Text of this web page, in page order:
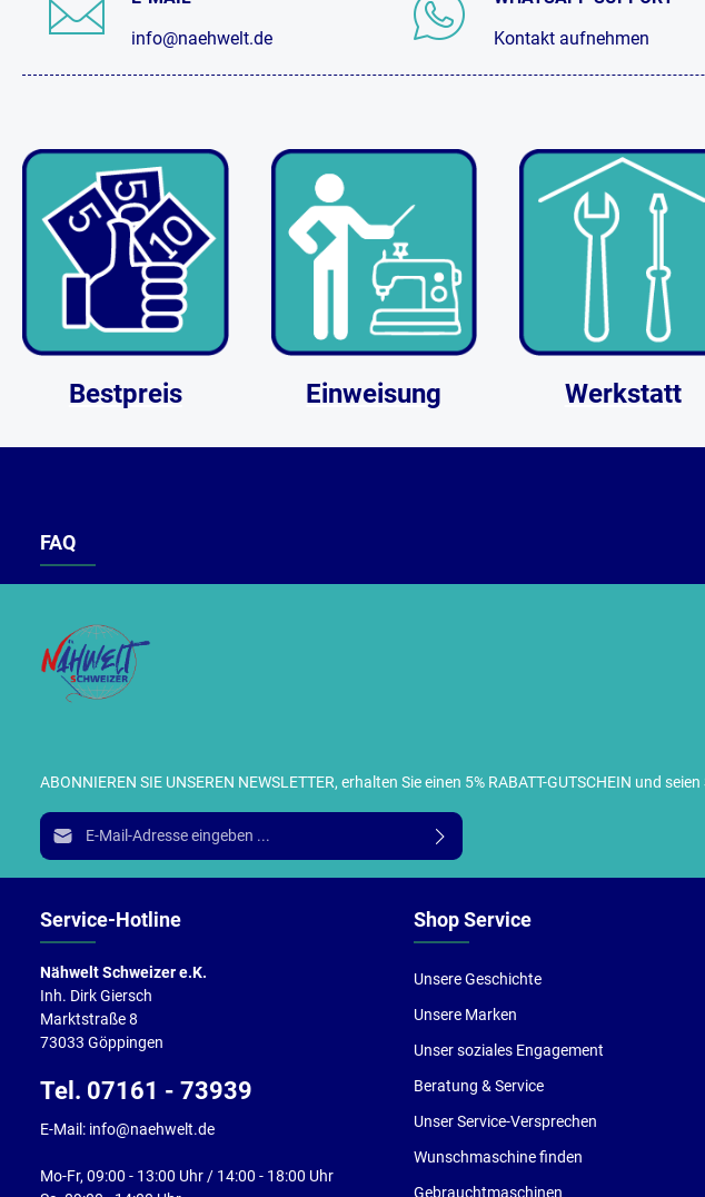
info@naehwelt.de
Kontakt aufnehmen
Bestpreis Einweisung Werkstatt
ABONNIEREN SIE UNSEREN NEWSLETTER, erhalten Sie einen 5% RABATT-GUTSCHEIN und
E-Mail-Adresse*
Service-Hotline
Nähwelt Schweizer e.K.
Inh. Dirk Giersch
Marktstraße 8
73033 Göppingen
Tel. 07161 - 73939
E-Mail: info@naehwelt.de
Mo-Fr, 09:00 - 13:00 Uhr / 14:00 - 18:00 Uhr
Shop Service
Unsere Geschichte
Unsere Marken
Unser soziales Engagement
Beratung & Service
Unser Service-Versprechen
Wunschmaschine finden
Gebrauchtmaschinen
FAQ